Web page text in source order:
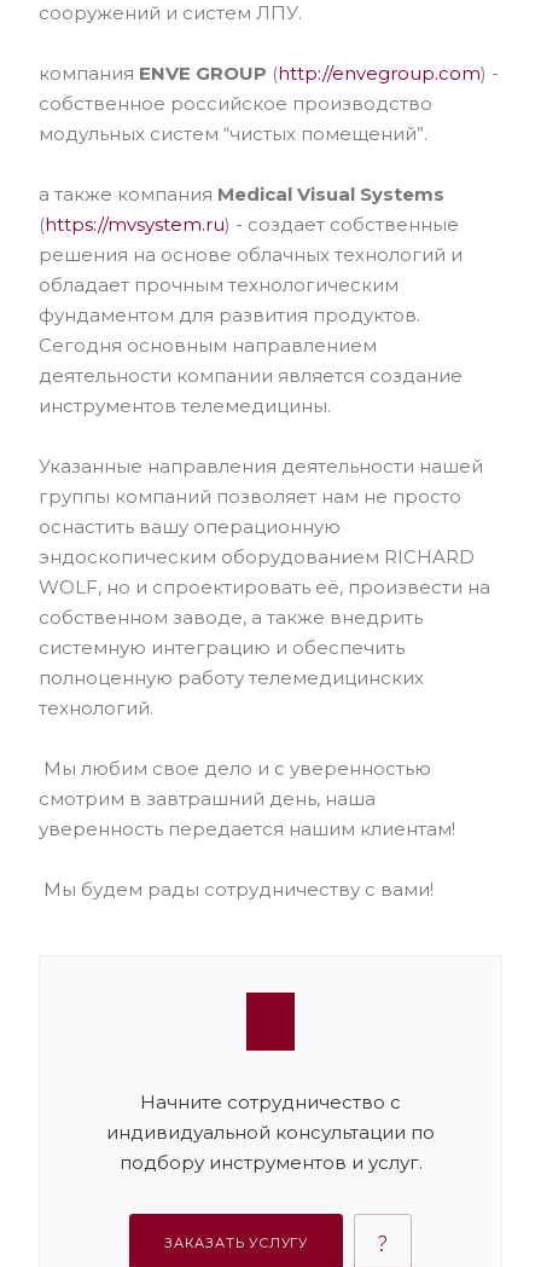
сооружений и систем ЛПУ.
компания ENVE GROUP (http://envegroup.com) -
собственное российское производство
модульных систем “чистых помещений”.
а также компания Medical Visual Systems
(https://mvsystem.ru) - создает собственные
решения на основе облачных технологий и
обладает прочным технологическим
фундаментом для развития продуктов.
Сегодня основным направлением
деятельности компании является создание
инструментов телемедицины.
Указанные направления деятельности нашей
группы компаний позволяет нам не просто
оснастить вашу операционную
эндоскопическим оборудованием RICHARD
WOLF, но и спроектировать её, произвести на
собственном заводе, а также внедрить
системную интеграцию и обеспечить
полноценную работу телемедицинских
технологий.
Мы любим свое дело и с уверенностью
смотрим в завтрашний день, наша
уверенность передается нашим клиентам!
Мы будем рады сотрудничеству с вами!
Начните сотрудничество с
индивидуальной консультации по
подбору инструментов и услуг.
ЗАКАЗАТЬ УСЛУГУ